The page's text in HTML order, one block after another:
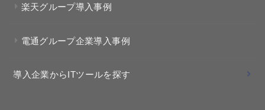
楽天グループ導入事例
電通グループ企業導入事例
導入企業からITツールを探す